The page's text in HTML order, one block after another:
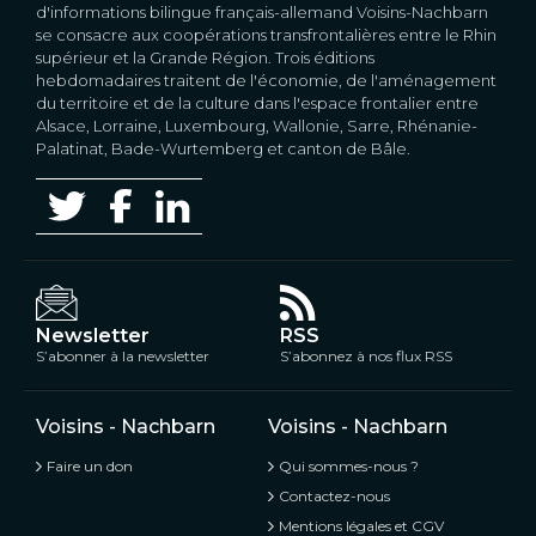
d'informations bilingue français-allemand Voisins-Nachbarn
se consacre aux coopérations transfrontalières entre le Rhin
supérieur et la Grande Région. Trois éditions
hebdomadaires traitent de l'économie, de l'aménagement
du territoire et de la culture dans l'espace frontalier entre
Alsace, Lorraine, Luxembourg, Wallonie, Sarre, Rhénanie-
Palatinat, Bade-Wurtemberg et canton de Bâle.
Newsletter
S’abonner à la newsletter
RSS
S’abonnez à nos flux RSS
Voisins - Nachbarn
Faire un don
Voisins - Nachbarn
Qui sommes-nous ?
Contactez-nous
Mentions légales et CGV